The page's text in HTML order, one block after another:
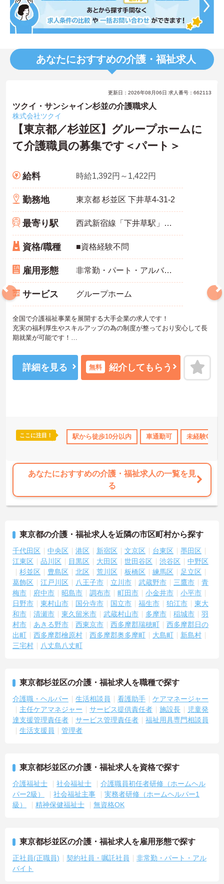
あなたにおすすめの介護・福祉求人
休･介護休暇取得実績あり 社会保険完備 交通費支給
更新日：2026年08月06日 求人番号：662113
ツクイ・サンシャイン杉並の介護職求人
株式会社ツクイ
【東京都／杉並区】グループホームに
て介護職員の募集です＜パート＞
給料 時給1,392円～1,422円
勤務地 東京都 杉並区 下井草4-31-2
最寄り駅 西武新宿線「下井草駅」徒歩5分
資格/職種 ■資格経験不問
雇用形態 非常勤・パート・アルバイト
サービス グループホーム
全国で介護福祉事業を展開する大手企業の求人です！
充実の福利厚生やスキルアップの為の制度が整っており安心して長
期就業が可能です！
すのでお気軽にご相談ください。
詳細を見る 無料 紹介してもらう
ここに注目！ 駅から徒歩10分以内 車通勤可 未経験OK
あなたにおすすめの介護・福祉求人の一覧を見
る
東京都の介護・福祉求人を近隣の市区町村から探す
千代田区 中央区 港区 新宿区 文京区 台東区
墨田区
江東区
品川区 目黒区 大田区 世田谷区 渋谷区
中野区
杉並区
豊島区 北区 荒川区 板橋区 練馬区
足立区
葛飾区
江戸川区 八王子市 立川市 武蔵野市 三鷹市
青
梅市
府中市 昭島市 調布市 町田市 小金井市
小平市
日野市
東村山市 国分寺市 国立市 福生市 狛江市
東大
和市
清瀬市 東久留米市 武蔵村山市 多摩市 稲城市
羽
村市
あきる野市 西東京市 西多摩郡瑞穂町
西多摩郡日の
出町
西多摩郡檜原村 西多摩郡奥多摩町 大島町
新島村
三宅村
八丈島八丈町
東京都杉並区の介護・福祉求人を職種で探す
介護職・ヘルパー 生活相談員 看護助手
ケアマネージャー
主任ケアマネジャー
サービス提供責任者 施設長
児童発
達支援管理責任者
サービス管理責任者
福祉用具専門相談員
生活支援員
管理者
東京都杉並区の介護・福祉求人を資格で探す
介護福祉士 社会福祉士
介護職員初任者研修（ホームヘル
パー2級）
社会福祉主事
実務者研修（ホームヘルパー1
級）
精神保健福祉士 無資格OK
東京都杉並区の介護・福祉求人を雇用形態で探す
正社員(正職員) 契約社員・嘱託社員
非常勤・パート・アル
バイト